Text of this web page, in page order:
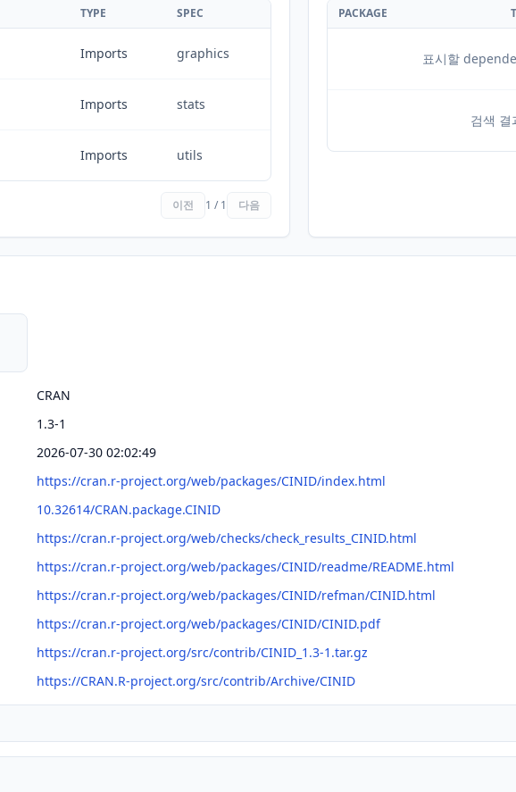
TYPE SPEC
Imports graphics
Imports stats
Imports utils
이전 1 / 1 다음
PACKAGE
표시할
검색 결
CRAN
1.3-1
2026-07-30 02:02:49
https://cran.r-project.org/web/packages/CINID/index.html
10.32614/CRAN.package.CINID
https://cran.r-project.org/web/checks/check_results_CINID.html
https://cran.r-project.org/web/packages/CINID/readme/README.html
https://cran.r-project.org/web/packages/CINID/refman/CINID.html
https://cran.r-project.org/web/packages/CINID/CINID.pdf
https://cran.r-project.org/src/contrib/CINID_1.3-1.tar.gz
https://CRAN.R-project.org/src/contrib/Archive/CINID